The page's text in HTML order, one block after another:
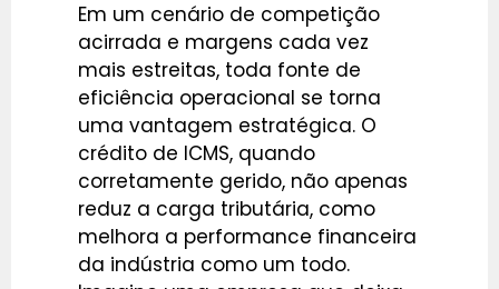
Em um cenário de competição
acirrada e margens cada vez
mais estreitas, toda fonte de
eficiência operacional se torna
uma vantagem estratégica. O
crédito de ICMS, quando
corretamente gerido, não apenas
reduz a carga tributária, como
melhora a performance financeira
da indústria como um todo.